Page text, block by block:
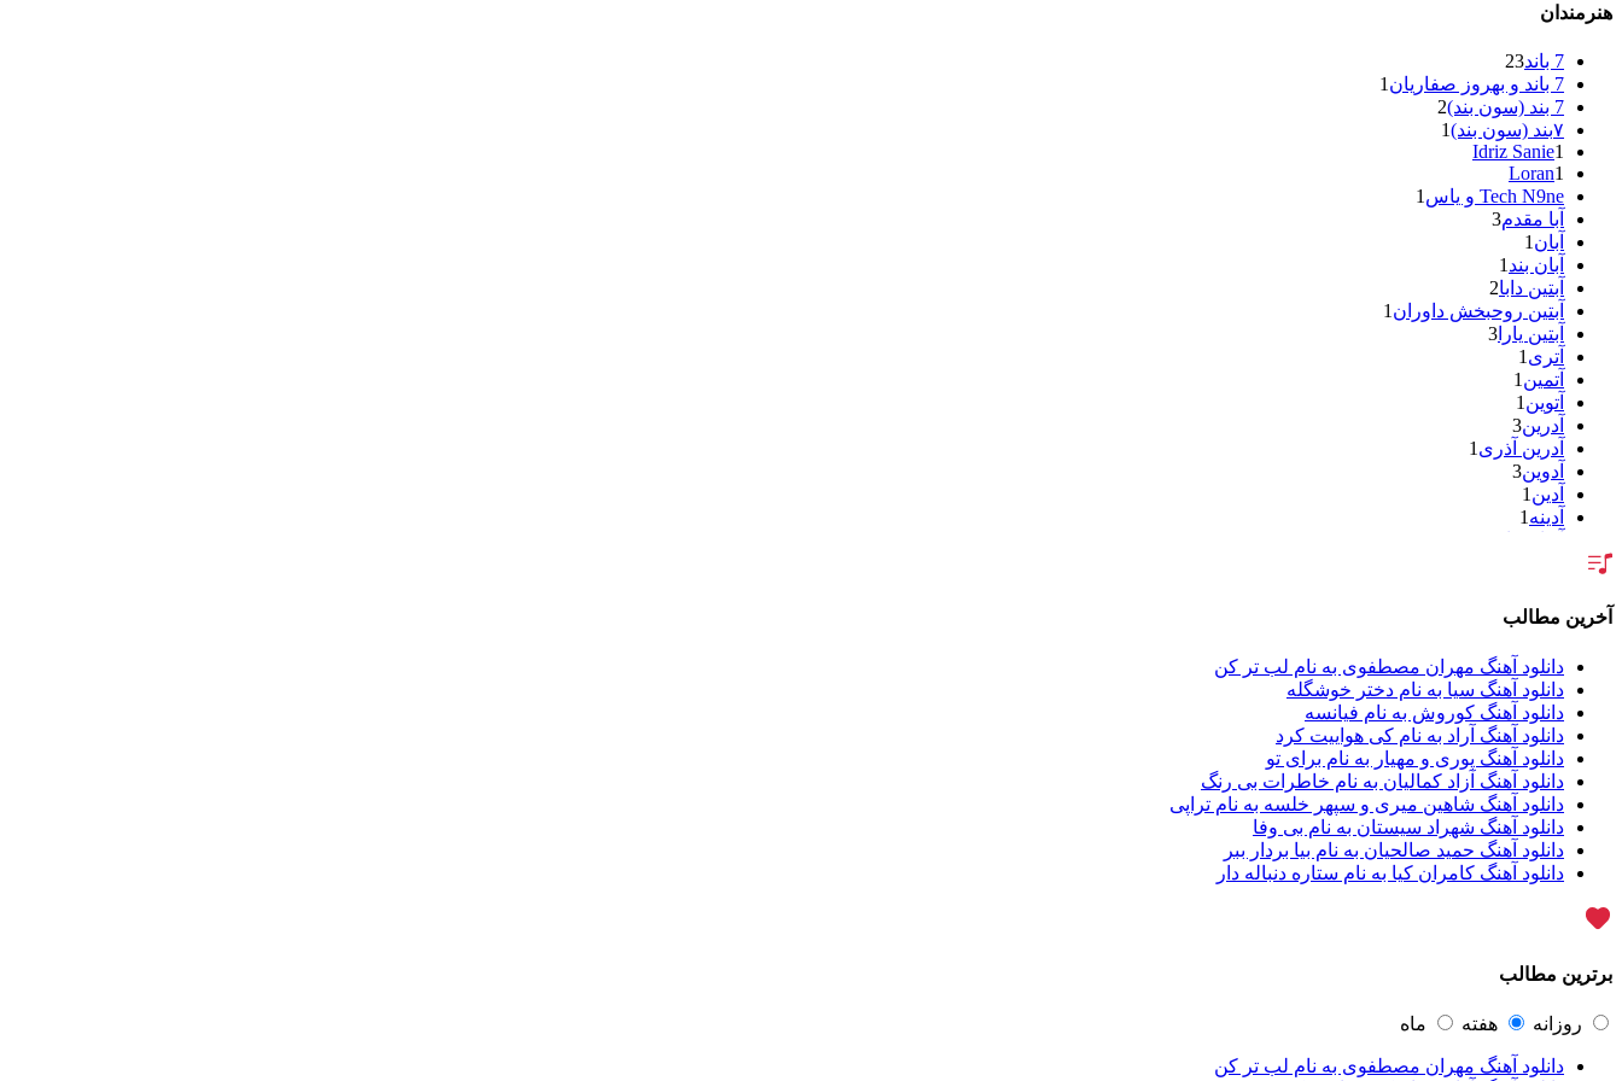
هنرمندان
7 باند
23
7 باند و بهروز صفاریان
1
7 بند (سون بند)
2
۷بند (سون بند)
1
Idriz Sanie1
Loran1
Tech N9ne و یاس
1
آبا مقدم3
آبان 1
آبان بند 1
آبتین دابا2
آبتین روحبخش داوران 1
آبتین یارا 3
آتری 1
آتمین 1
آتوین 1
آدرین3
آدرین آذری 1
آدوین3
آدین 1
آدینه 1
آراد عباسی
آراز
آراز آرا
آراز المان2
آراز نصیری1
آراکو1
آراکوم3
آران2
آران براتی1
آران براتی و ایمان حمیدی1
آران، مُوِرس و وینتِرس1
آرپژ1
آرتا1
آرتان گادلی
آرتين شاهوران1
آرتین1
آخرین مطالب
دانلود آهنگ مهران مصطفوی به نام لب تر کن
دانلود آهنگ سیا به نام دختر خوشگله
دانلود آهنگ کوروش به نام فیانسه
دانلود آهنگ آراد به نام کی هواییت کرد
دانلود آهنگ پوری و مهیار به نام برای تو
دانلود آهنگ آزاد کمالیان به نام خاطرات بی رنگ
دانلود آهنگ شاهین میری و سپهر خلسه به نام تراپی
دانلود آهنگ شهراد سیستان به نام بی وفا
دانلود آهنگ حمید صالحیان به نام بیا بردار ببر
دانلود آهنگ کامران کیا به نام ستاره دنباله دار
برترین مطالب
روزانه هفته ماه
دانلود آهنگ مهران مصطفوی به نام لب تر کن